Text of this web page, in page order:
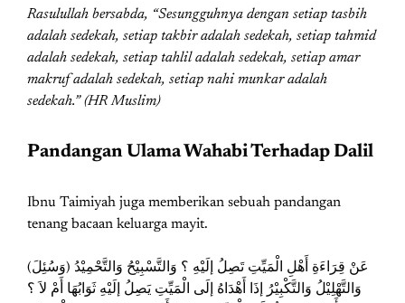
Rasulullah bersabda, “Sesungguhnya dengan setiap tasbih
adalah sedekah, setiap takbir adalah sedekah, setiap tahmid
adalah sedekah, setiap tahlil adalah sedekah, setiap amar
makruf adalah sedekah, setiap nahi munkar adalah
sedekah.” (HR Muslim)
Pandangan Ulama Wahabi Terhadap Dalil
Ibnu Taimiyah juga memberikan sebuah pandangan
tenang bacaan keluarga mayit.
(وَسُئِلَ) عَنْ قِرَاءَةِ أَهْلِ الْمَيِّتِ تَصِلُ إلَيْهِ ؟ وَالتَّسْبِيْحُ وَالتَّحْمِيْدُ
وَالتَّهْلِيْلُ وَالتَّكْبِيْرُ إذَا أَهْدَاهُ إلَى الْمَيِّتِ يَصِلُ إلَيْهِ ثَوَابُهَا أَمْ لاَ ؟